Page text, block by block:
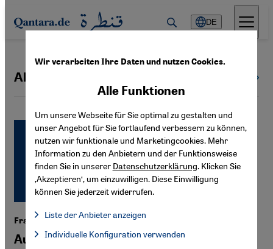
Direkt zum Inhalt springen
DE
Abgeordnete
Frauen im afghanischen Parlament
Auf der Suche nach Verbündeten
Wir verarbeiten Ihre Daten und nutzen Cookies.
Alle Funktionen
Um unsere Webseite für Sie optimal zu gestalten und
unser Angebot für Sie fortlaufend verbessern zu können,
nutzen wir funktionale und Marketingcookies. Mehr
Information zu den Anbietern und der Funktionsweise
finden Sie in unserer Datenschutzerklärung. Klicken Sie
‚Akzeptieren‘, um einzuwilligen. Diese Einwilligung
können Sie jederzeit widerrufen.
Liste der Anbieter anzeigen
Facebook Embed / Facebook Connect, Google Maps Embed,
Facebook Embed / Facebook Connect
Individuelle Konfiguration verwenden